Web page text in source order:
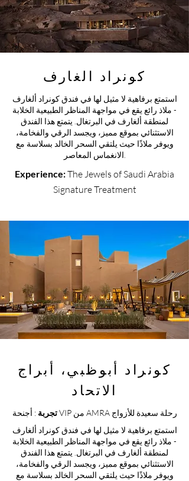
كونراد الغارف
استمتع برفاهية لا مثيل لها في فندق كونراد ألغارف
- ملاذ رائع يقع في مواجهة المناظر الطبيعية الخلابة
لمنطقة ألغارف في البرتغال. يتمتع هذا الفندق
الاستثنائي بموقع مميز، ويجسد الرقي والفخامة،
ويوفر ملاذًا حيث يلتقي السحر الخالد بسلاسة مع
Experience:The Jewels of Saudi Arabia
Signature Treatment
كونراد أبوظبي، أبراج
الاتحاد
تجربة
: أجنحة VIP من AMRA رحلة سعيدة للأزواج
استمتع برفاهية لا مثيل لها في فندق كونراد ألغارف
- ملاذ رائع يقع في مواجهة المناظر الطبيعية الخلابة
لمنطقة ألغارف في البرتغال. يتمتع هذا الفندق
الاستثنائي بموقع مميز، ويجسد الرقي والفخامة،
ويوفر ملاذًا حيث يلتقي السحر الخالد بسلاسة مع